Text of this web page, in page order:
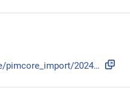
https://maxelektro.pl/storage/file/pimcore_import/2024/12/4...